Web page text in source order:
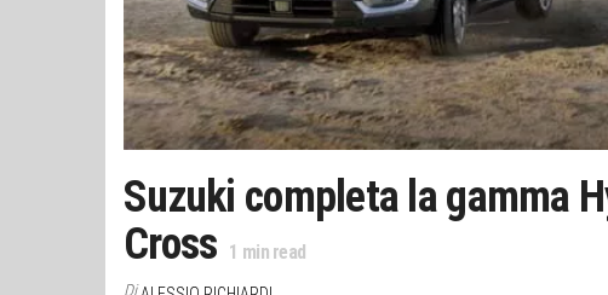
Suzuki completa la gamma
Cross 1 min read
Di